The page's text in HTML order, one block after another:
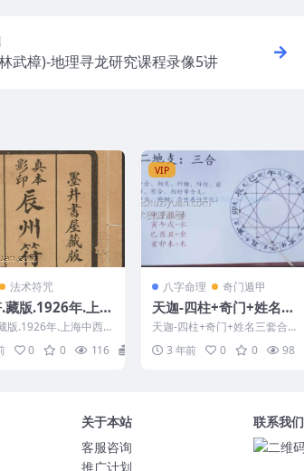
武樟)-地理寻龙研究课程录像5讲
法术符咒
藏版.1926年.上海
刊印01
版.1926年.上海中西书
2401257-36
0 0 116
VIP
八字命理 奇门遁甲
天迦-四柱+奇门+姓名三
套合集
天迦-四柱+奇门+姓名三套合集
天迦-四柱+奇门+姓名三套课程
视频合集，内容多多...
3 年前 0 0 98
关于本站
客服咨询
推广计划
联系我们